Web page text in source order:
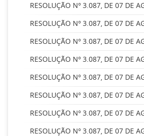
RESOLUÇÃO Nº 3.087, DE 07 DE
RESOLUÇÃO Nº 3.087, DE 07 DE
RESOLUÇÃO Nº 3.087, DE 07 DE
RESOLUÇÃO Nº 3.087, DE 07 DE
RESOLUÇÃO Nº 3.087, DE 07 DE
RESOLUÇÃO Nº 3.087, DE 07 DE
RESOLUÇÃO Nº 3.087, DE 07 DE
RESOLUÇÃO Nº 3.087, DE 07 DE